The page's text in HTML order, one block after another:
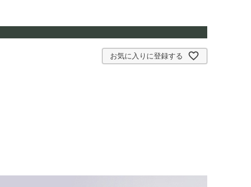
お気に入りに登録する